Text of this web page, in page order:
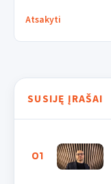
Atsakyti
SUSIJĘ ĮRAŠAI
01